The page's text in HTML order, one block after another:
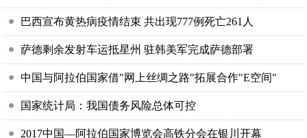
巴西宣布黄热病疫情结束 共出现777例死亡261人
萨德剩余发射车运抵星州 驻韩美军完成萨德部署
中国与阿拉伯国家借"网上丝绸之路"拓展合作"E空间"
国家统计局：我国债务风险总体可控
2017中国—阿拉伯国家博览会高铁分会在银川开幕